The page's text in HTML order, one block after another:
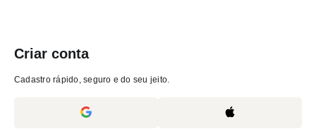
Criar conta
Cadastro rápido, seguro e do seu jeito.